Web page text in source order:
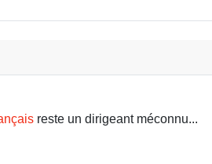
reste un dirigeant méconnu...